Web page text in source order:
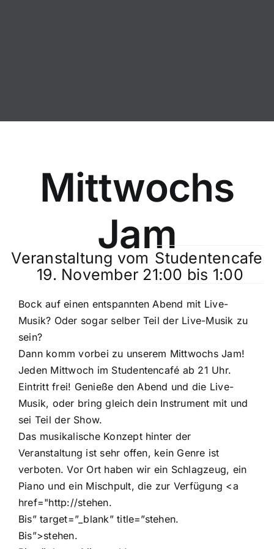
Mittwochs
Jam
Veranstaltung vom Studentencafe
19. November 21:00 bis 1:00
Bock auf einen entspannten Abend mit Live-
Musik? Oder sogar selber Teil der Live-Musik zu
sein?
Dann komm vorbei zu unserem Mittwochs Jam!
Jeden Mittwoch im Studentencafé ab 21 Uhr.
Eintritt frei! Genieße den Abend und die Live-
Musik, oder bring gleich dein Instrument mit und
sei Teil der Show.
Das musikalische Konzept hinter der
Veranstaltung ist sehr offen, kein Genre ist
verboten. Vor Ort haben wir ein Schlagzeug, ein
Piano und ein Mischpult, die zur Verfügung <a
href="http://stehen.
Bis” target=”_blank” title=”stehen.
Bis”>stehen.